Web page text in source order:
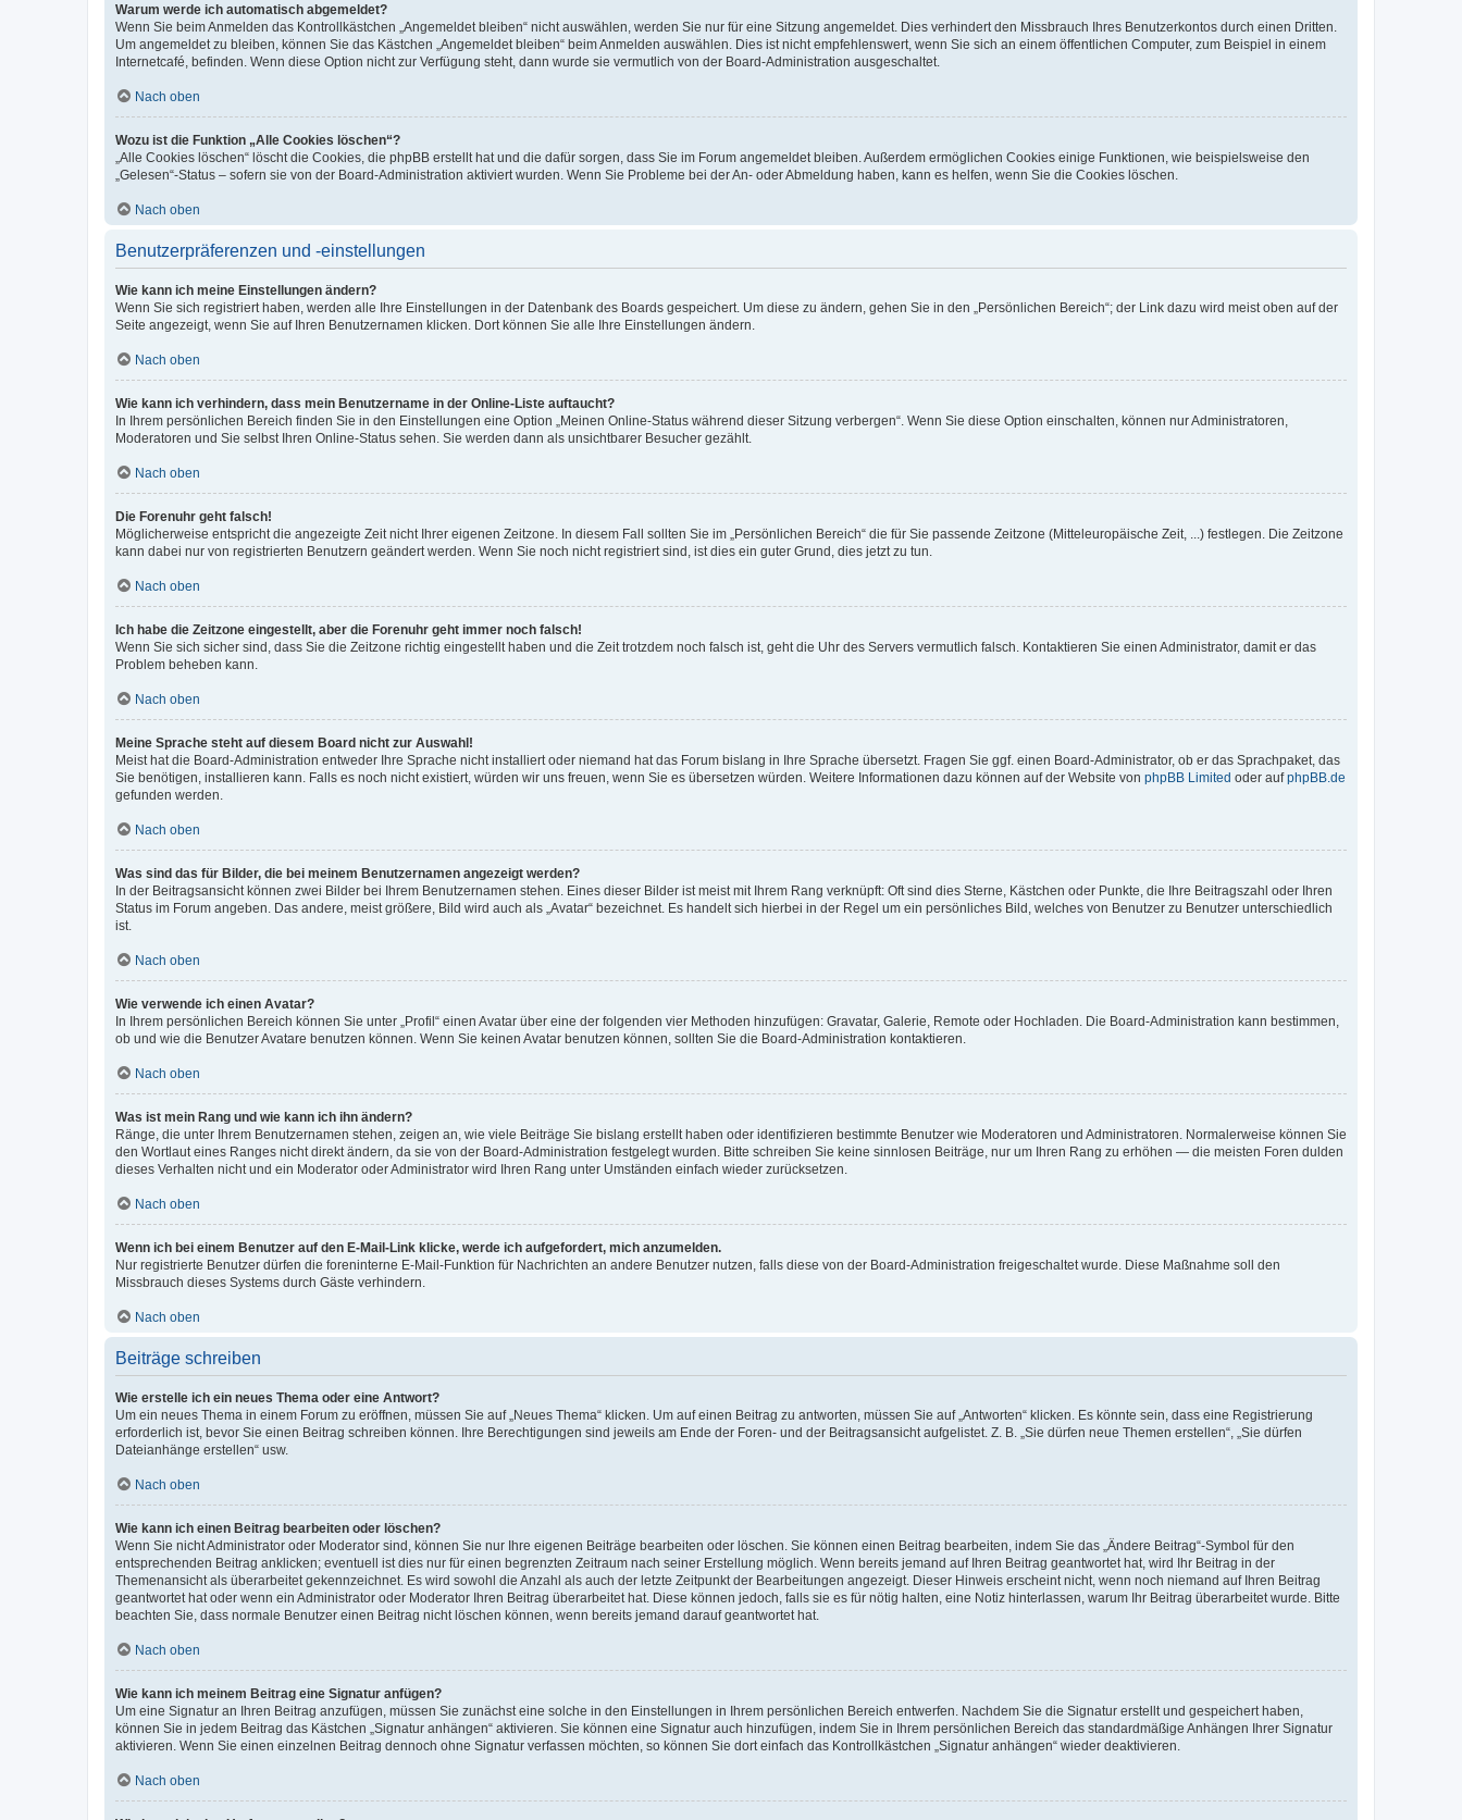
Warum werde ich automatisch abgemeldet?
Wenn Sie beim Anmelden das Kontrollkästchen „Angemeldet bleiben“ nicht auswählen, werden Sie nur für eine Sitzung angemeldet. Dies verhindert den Missbrauch Ihres Benutzerkontos durch einen Dritten.
Um angemeldet zu bleiben, können Sie das Kästchen „Angemeldet bleiben“ beim Anmelden auswählen. Dies ist nicht empfehlenswert, wenn Sie sich an einem öffentlichen Computer, zum Beispiel in einem
Internetcafé, befinden. Wenn diese Option nicht zur Verfügung steht, dann wurde sie vermutlich von der Board-Administration ausgeschaltet.
Nach oben
Wozu ist die Funktion „Alle Cookies löschen“?
„Alle Cookies löschen“ löscht die Cookies, die phpBB erstellt hat und die dafür sorgen, dass Sie im Forum angemeldet bleiben. Außerdem ermöglichen Cookies einige Funktionen, wie beispielsweise den
„Gelesen“-Status – sofern sie von der Board-Administration aktiviert wurden. Wenn Sie Probleme bei der An- oder Abmeldung haben, kann es helfen, wenn Sie die Cookies löschen.
Nach oben
Benutzerpräferenzen und -einstellungen
Wie kann ich meine Einstellungen ändern?
Wenn Sie sich registriert haben, werden alle Ihre Einstellungen in der Datenbank des Boards gespeichert. Um diese zu ändern, gehen Sie in den „Persönlichen Bereich“; der Link dazu wird meist oben auf der
Seite angezeigt, wenn Sie auf Ihren Benutzernamen klicken. Dort können Sie alle Ihre Einstellungen ändern.
Nach oben
Wie kann ich verhindern, dass mein Benutzername in der Online-Liste auftaucht?
In Ihrem persönlichen Bereich finden Sie in den Einstellungen eine Option „Meinen Online-Status während dieser Sitzung verbergen“. Wenn Sie diese Option einschalten, können nur Administratoren,
Moderatoren und Sie selbst Ihren Online-Status sehen. Sie werden dann als unsichtbarer Besucher gezählt.
Nach oben
Die Forenuhr geht falsch!
Möglicherweise entspricht die angezeigte Zeit nicht Ihrer eigenen Zeitzone. In diesem Fall sollten Sie im „Persönlichen Bereich“ die für Sie passende Zeitzone (Mitteleuropäische Zeit, ...) festlegen. Die Zeitzone
kann dabei nur von registrierten Benutzern geändert werden. Wenn Sie noch nicht registriert sind, ist dies ein guter Grund, dies jetzt zu tun.
Nach oben
Ich habe die Zeitzone eingestellt, aber die Forenuhr geht immer noch falsch!
Wenn Sie sich sicher sind, dass Sie die Zeitzone richtig eingestellt haben und die Zeit trotzdem noch falsch ist, geht die Uhr des Servers vermutlich falsch. Kontaktieren Sie einen Administrator, damit er das
Problem beheben kann.
Nach oben
Meine Sprache steht auf diesem Board nicht zur Auswahl!
Meist hat die Board-Administration entweder Ihre Sprache nicht installiert oder niemand hat das Forum bislang in Ihre Sprache übersetzt. Fragen Sie ggf. einen Board-Administrator, ob er das Sprachpaket, das
Sie benötigen, installieren kann. Falls es noch nicht existiert, würden wir uns freuen, wenn Sie es übersetzen würden. Weitere Informationen dazu können auf der Website von phpBB Limited oder aufphpBB.de
gefunden werden.
Nach oben
Was sind das für Bilder, die bei meinem Benutzernamen angezeigt werden?
In der Beitragsansicht können zwei Bilder bei Ihrem Benutzernamen stehen. Eines dieser Bilder ist meist mit Ihrem Rang verknüpft: Oft sind dies Sterne, Kästchen oder Punkte, die Ihre Beitragszahl oder Ihren
Status im Forum angeben. Das andere, meist größere, Bild wird auch als „Avatar“ bezeichnet. Es handelt sich hierbei in der Regel um ein persönliches Bild, welches von Benutzer zu Benutzer unterschiedlich
ist.
Nach oben
Wie verwende ich einen Avatar?
In Ihrem persönlichen Bereich können Sie unter „Profil“ einen Avatar über eine der folgenden vier Methoden hinzufügen: Gravatar, Galerie, Remote oder Hochladen. Die Board-Administration kann bestimmen,
ob und wie die Benutzer Avatare benutzen können. Wenn Sie keinen Avatar benutzen können, sollten Sie die Board-Administration kontaktieren.
Nach oben
Was ist mein Rang und wie kann ich ihn ändern?
Ränge, die unter Ihrem Benutzernamen stehen, zeigen an, wie viele Beiträge Sie bislang erstellt haben oder identifizieren bestimmte Benutzer wie Moderatoren und Administratoren. Normalerweise können Sie
den Wortlaut eines Ranges nicht direkt ändern, da sie von der Board-Administration festgelegt wurden. Bitte schreiben Sie keine sinnlosen Beiträge, nur um Ihren Rang zu erhöhen — die meisten Foren dulden
dieses Verhalten nicht und ein Moderator oder Administrator wird Ihren Rang unter Umständen einfach wieder zurücksetzen.
Nach oben
Wenn ich bei einem Benutzer auf den E-Mail-Link klicke, werde ich aufgefordert, mich anzumelden.
Nur registrierte Benutzer dürfen die foreninterne E-Mail-Funktion für Nachrichten an andere Benutzer nutzen, falls diese von der Board-Administration freigeschaltet wurde. Diese Maßnahme soll den
Missbrauch dieses Systems durch Gäste verhindern.
Nach oben
Beiträge schreiben
Wie erstelle ich ein neues Thema oder eine Antwort?
Um ein neues Thema in einem Forum zu eröffnen, müssen Sie auf „Neues Thema“ klicken. Um auf einen Beitrag zu antworten, müssen Sie auf „Antworten“ klicken. Es könnte sein, dass eine Registrierung
erforderlich ist, bevor Sie einen Beitrag schreiben können. Ihre Berechtigungen sind jeweils am Ende der Foren- und der Beitragsansicht aufgelistet. Z. B. „Sie dürfen neue Themen erstellen“, „Sie dürfen
Dateianhänge erstellen“ usw.
Nach oben
Wie kann ich einen Beitrag bearbeiten oder löschen?
Wenn Sie nicht Administrator oder Moderator sind, können Sie nur Ihre eigenen Beiträge bearbeiten oder löschen. Sie können einen Beitrag bearbeiten, indem Sie das „Ändere Beitrag“-Symbol für den
entsprechenden Beitrag anklicken; eventuell ist dies nur für einen begrenzten Zeitraum nach seiner Erstellung möglich. Wenn bereits jemand auf Ihren Beitrag geantwortet hat, wird Ihr Beitrag in der
Themenansicht als überarbeitet gekennzeichnet. Es wird sowohl die Anzahl als auch der letzte Zeitpunkt der Bearbeitungen angezeigt. Dieser Hinweis erscheint nicht, wenn noch niemand auf Ihren Beitrag
geantwortet hat oder wenn ein Administrator oder Moderator Ihren Beitrag überarbeitet hat. Diese können jedoch, falls sie es für nötig halten, eine Notiz hinterlassen, warum Ihr Beitrag überarbeitet wurde. Bitte
beachten Sie, dass normale Benutzer einen Beitrag nicht löschen können, wenn bereits jemand darauf geantwortet hat.
Nach oben
Wie kann ich meinem Beitrag eine Signatur anfügen?
Um eine Signatur an Ihren Beitrag anzufügen, müssen Sie zunächst eine solche in den Einstellungen in Ihrem persönlichen Bereich entwerfen. Nachdem Sie die Signatur erstellt und gespeichert haben,
können Sie in jedem Beitrag das Kästchen „Signatur anhängen“ aktivieren. Sie können eine Signatur auch hinzufügen, indem Sie in Ihrem persönlichen Bereich das standardmäßige Anhängen Ihrer Signatur
aktivieren. Wenn Sie einen einzelnen Beitrag dennoch ohne Signatur verfassen möchten, so können Sie dort einfach das Kontrollkästchen „Signatur anhängen“ wieder deaktivieren.
Nach oben